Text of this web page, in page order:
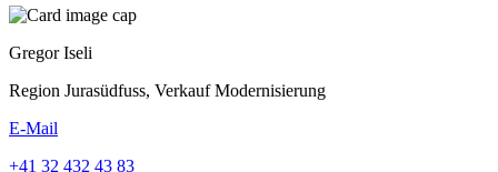
Gregor Iseli
Region Jurasüdfuss, Verkauf Modernisierung
E-Mail
+41 32 432 43 83